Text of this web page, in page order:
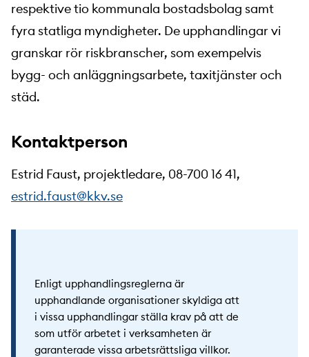
respektive tio kommunala bostadsbolag samt
fyra statliga myndigheter. De upphandlingar vi
granskar rör riskbranscher, som exempelvis
bygg- och anläggningsarbete, taxitjänster och
städ.
Kontaktperson
Estrid Faust, projektledare, 08-700 16 41,
estrid.faust@kkv.se
Enligt upphandlingsreglerna är
upphandlande organisationer skyldiga att
i vissa upphandlingar ställa krav på att de
som utför arbetet i verksamheten är
garanterade vissa arbetsrättsliga villkor.